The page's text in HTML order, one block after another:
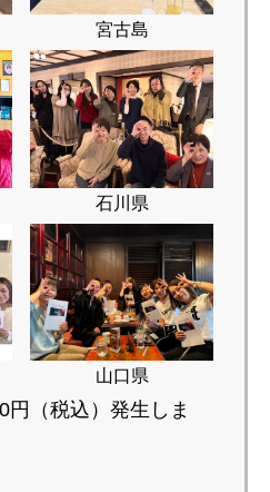
宮古島
石川県
山口県
（税込）発生しま